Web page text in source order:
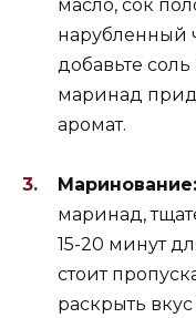
масло, сок
нарубленный
добавьте
маринад
аромат.
Маринование:
маринад,
15-20 минут
стоит
раскрыть